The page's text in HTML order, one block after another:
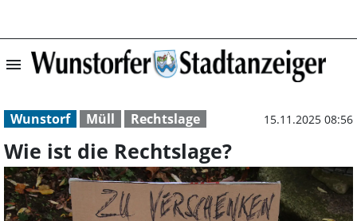
menu Wie ist die
Wunstorf Müll Rechtslage 15.11.2025 08:56
Wie ist die Rechtslage?